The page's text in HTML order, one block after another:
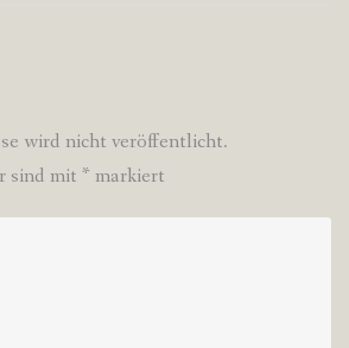
wird nicht veröffentlicht.
sind mit * markiert